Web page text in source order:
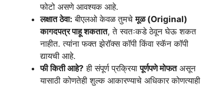
फोटो असणे आवश्यक आहे.
लक्षात ठेवा: बीएलओ केवळ तुमचेमूळ (Original)
कागदपत्र पाहू शकतात, ते स्वतःकडे ठेवून घेऊ शकत
नाहीत. त्यांना फक्त झेरॉक्स कॉपी किंवा स्कॅन कॉपी
द्यायची आहे.
फी किती आहे? ही संपूर्ण प्रक्रियापूर्णपणे मोफतअसून
यासाठी कोणतेही शुल्क आकारण्याचे अधिकार कोणत्याही